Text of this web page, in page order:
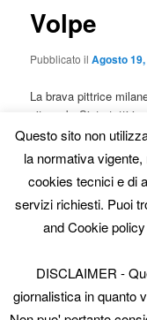
Volpe
Pubblicato ilAgosto
La brava pittrice
sito web. Siete tutti
splendide opere.
Questo sito non
la normativa
cookies tecnici e di
servizi richiesti. Puoi
and Cookie
DISCLAIMER -
giornalistica in quanto